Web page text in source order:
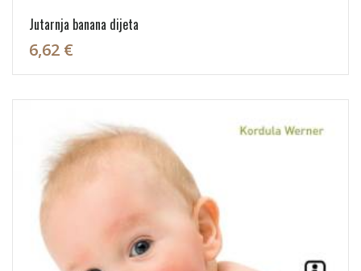
Jutarnja banana dijeta
6,62 €